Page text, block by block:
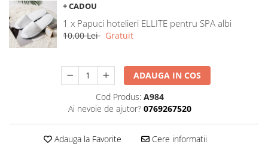
Normal - fara elastic
Culoarea
Alba
Mov
+ CADOU
1 x Papuci hotelieri ELLITE pentru SPA albi
10,00 Lei Gratuit
ADAUGA IN COS
Cod Produs: A984
Ai nevoie de ajutor? 0769267520
Adauga la Favorite Cere informatii